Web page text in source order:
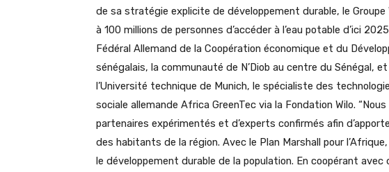
de sa stratégie explicite de développement durable, le
à 100 millions de personnes d’accéder à l’eau potable d’ici
Fédéral Allemand de la Coopération économique et du
sénégalais, la communauté de N’Diob au centre du Sénégal,
l’Université technique de Munich, le spécialiste des
sociale allemande Africa GreenTec via la Fondation Wilo.
partenaires expérimentés et d’experts confirmés afin
des habitants de la région. Avec le Plan Marshall pour
le développement durable de la population. En coopérant